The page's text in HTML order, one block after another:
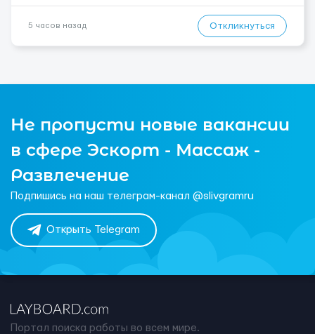
5 часов назад Откликнуться
Не пропусти новые вакансии
в сфере Эскорт - Массаж -
Развлечение
Подпишись на наш телеграм-канал @slivgramru
Открыть Telegram
Портал поиска работы во всем мире.